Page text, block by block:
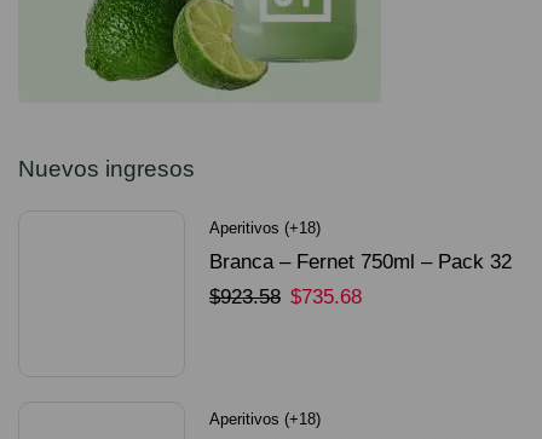
Nuevos ingresos
Aperitivos (+18)
Branca – Fernet 750ml – Pack 32
Unidades
$923.58 $735.68
Aperitivos (+18)